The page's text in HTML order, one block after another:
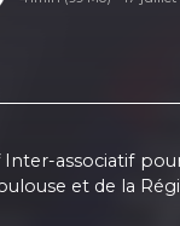
associatif
et de la